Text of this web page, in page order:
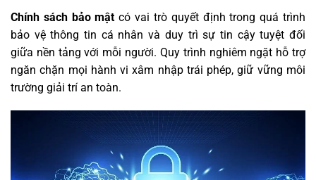
Chính sách bảo mật có vai trò quyết định trong quá trình
bảo vệ thông tin cá nhân và duy trì sự tin cậy tuyệt đối
giữa nền tảng với mỗi người. Quy trình nghiêm ngặt hỗ trợ
ngăn chặn mọi hành vi xâm nhập trái phép, giữ vững môi
trường giải trí an toàn.